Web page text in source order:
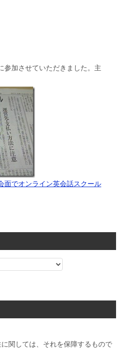
参加させていただきました。主
面でオンライン英会話スクール
関しては、それを保障するもので